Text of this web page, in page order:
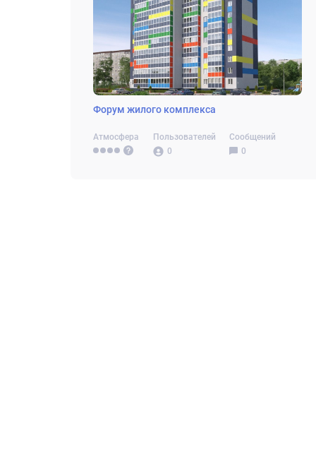
Форум жилого комплекса
Атмосфера
Пользователей
0
Сообщений
0